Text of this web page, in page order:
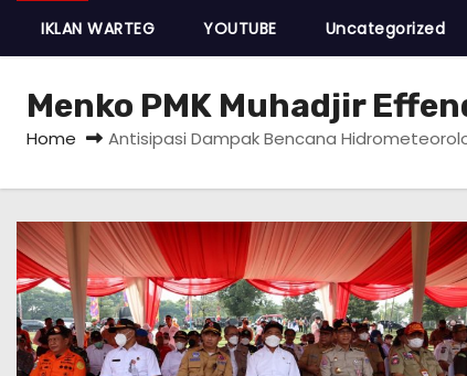
IKLAN WARTEG YOUTUBE Uncategorized
Menko PMK Muhadjir
Home Antisipasi Dampak Bencana